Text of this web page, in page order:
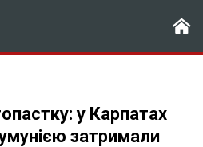
у Карпатах
затримали